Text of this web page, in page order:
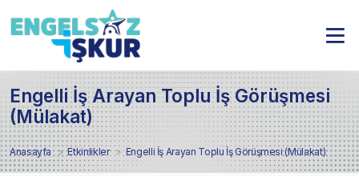
Engelli İş Arayan Toplu İş Görüşmesi
(Mülakat)
Anasayfa Etkinlikler Engelli İş Arayan Toplu İş Görüşmesi (Mülakat)